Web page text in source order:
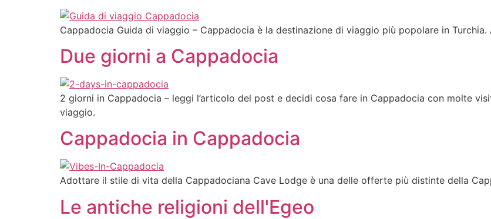
Cappadocia Guida di viaggio – Cappadocia è la destinazione di viaggio più popolare in
Due giorni a Cappadocia
2 giorni in Cappadocia – leggi l’articolo del post e decidi cosa fare in Cappadocia con molte
viaggio.
Cappadocia in Cappadocia
Adottare il stile di vita della Cappadociana Cave Lodge è una delle offerte più distinte della
Le antiche religioni dell'Egeo